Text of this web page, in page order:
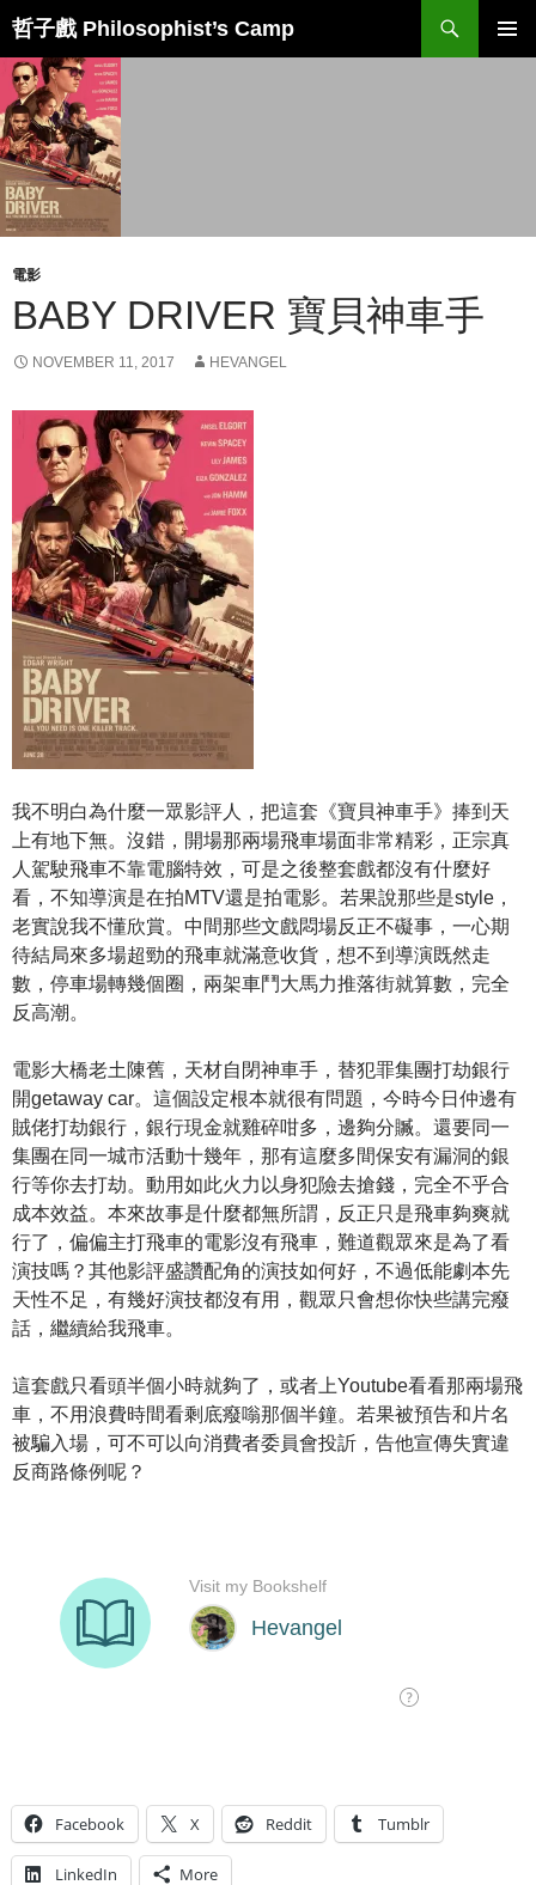
Skip
content
哲子戲 Philosophist’s Camp
Search
電影
BABY DRIVER 寶貝神車手
NOVEMBER 11, 2017 HEVANGEL
我不明白為什麼一眾影評人，把這套《寶貝神車手》捧到天
上有地下無。沒錯，開場那兩場飛車場面非常精彩，正宗真
人駕駛飛車不靠電腦特效，可是之後整套戲都沒有什麼好
看，不知導演是在拍MTV還是拍電影。若果說那些是style，
老實說我不懂欣賞。中間那些文戲悶場反正不礙事，一心期
待結局來多場超勁的飛車就滿意收貨，想不到導演既然走
數，停車場轉幾個圈，兩架車鬥大馬力推落街就算數，完全
反高潮。
電影大橋老土陳舊，天材自閉神車手，替犯罪集團打劫銀行
開getaway car。這個設定根本就很有問題，今時今日仲邊有
賊佬打劫銀行，銀行現金就雞碎咁多，邊夠分贓。還要同一
集團在同一城市活動十幾年，那有這麼多間保安有漏洞的銀
行等你去打劫。動用如此火力以身犯險去搶錢，完全不乎合
成本效益。本來故事是什麼都無所謂，反正只是飛車夠爽就
行了，偏偏主打飛車的電影沒有飛車，難道觀眾來是為了看
演技嗎？其他影評盛讚配角的演技如何好，不過低能劇本先
天性不足，有幾好演技都沒有用，觀眾只會想你快些講完癈
話，繼續給我飛車。
這套戲只看頭半個小時就夠了，或者上Youtube看看那兩場飛
車，不用浪費時間看剩底癈嗡那個半鐘。若果被預告和片名
被騙入場，可不可以向消費者委員會投訢，告他宣傳失實違
反商路條例呢？
Facebook X Reddit Tumblr
LinkedIn More